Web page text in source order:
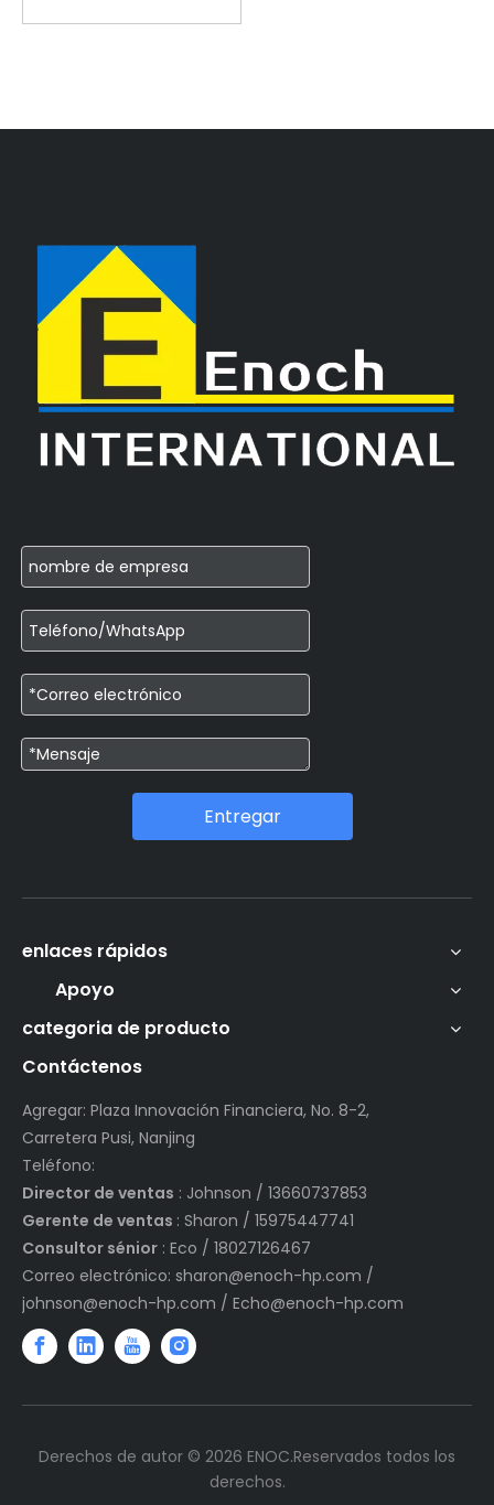
Entregar
enlaces rápidos
Apoyo
categoria de producto
Contáctenos
Agregar: Plaza Innovación Financiera, No. 8-2,
Carretera Pusi, Nanjing
Teléfono:
Director de ventas : Johnson / 13660737853
Gerente de ventas : Sharon / 15975447741
Consultor sénior : Eco / 18027126467
Correo electrónico: sharon@enoch-hp.com /
johnson@enoch-hp.com / Echo@enoch-hp.com
Derechos de autor © 2026 ENOC.Reservados todos los
derechos.